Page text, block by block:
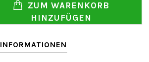
ZUM WARENKORB
HINZUFÜGEN
INFORMATIONEN